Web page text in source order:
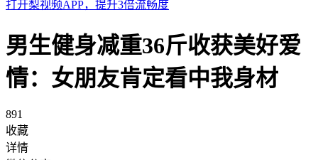
打开梨视频APP，提升3倍流畅度
男生健身减重36斤收获美好爱
情：女朋友肯定看中我身材
891
收藏
详情